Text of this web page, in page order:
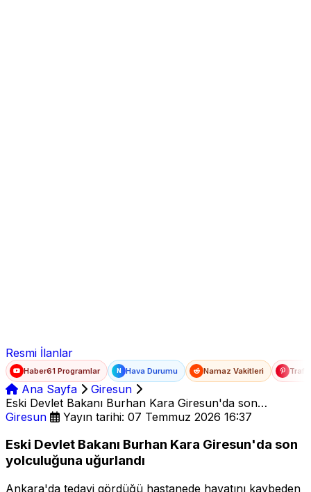
Resmi İlanlar
Haber61 Programlar N Hava Durumu Namaz Vakitleri
Ana Sayfa
Giresun
Eski Devlet Bakanı Burhan Kara Giresun'da son
yolculuğuna uğurlandı
Giresun Yayın tarihi: 07 Temmuz 2026 16:37
Eski Devlet Bakanı Burhan Kara Giresun'da son
yolculuğuna uğurlandı
Ankara'da tedavi gördüğü hastanede hayatını kaybeden